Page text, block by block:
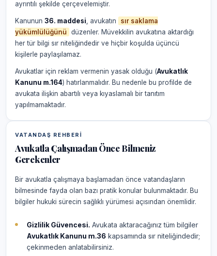
ayrıntılı şekilde çerçevelemiştir.
Kanunun 36. maddesi , avukatın
sır saklama
yükümlülüğünü
düzenler. Müvekkilin avukatına aktardığı
her tür bilgi sır niteliğindedir ve hiçbir koşulda üçüncü
kişilerle paylaşılamaz.
Avukatlar için reklam vermenin yasak olduğu (Avukatlık
Kanunu m.164) hatırlanmalıdır. Bu nedenle bu profilde de
avukata ilişkin abartılı veya kıyaslamalı bir tanıtım
yapılmamaktadır.
VATANDAŞ REHBERI
Avukatla Çalışmadan Önce Bilmeniz
Gerekenler
Bir avukatla çalışmaya başlamadan önce vatandaşların
bilmesinde fayda olan bazı pratik konular bulunmaktadır. Bu
bilgiler hukuki sürecin sağlıklı yürümesi açısından önemlidir.
Gizlilik Güvencesi. Avukata aktaracağınız tüm bilgiler
Avukatlık Kanunu m.36 kapsamında sır niteliğindedir;
çekinmeden anlatabilirsiniz.